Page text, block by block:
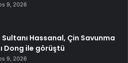
9, 2026
Sultanı Hassanal, Çin Savunma
Dong ile görüştü
9, 2026